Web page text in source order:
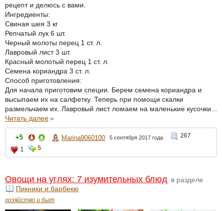
рецепт и делюсь с вами.
Ингредиенты:
Свиная шея 3 кг
Репчатый лук 6 шт.
Черный молоты перец 1 ст. л.
Лавровый лист 3 шт.
Красный молотый перец 1 ст. л.
Семена кориандра 3 ст. л.
Способ приготовления:
Для начала приготовим специи. Берем семена кориандра и
высыпаем их на салфетку. Теперь при помощи скалки
размельчаем их. Лавровый лист ломаем на маленькие кусочки...
Читать далее»
+5 Marina9060100 5 сентября 2017 года
267
1
5
Овощи на углях: 7 изумительных блюд в разделе
Пикники и барбекю
хозяйство и быт